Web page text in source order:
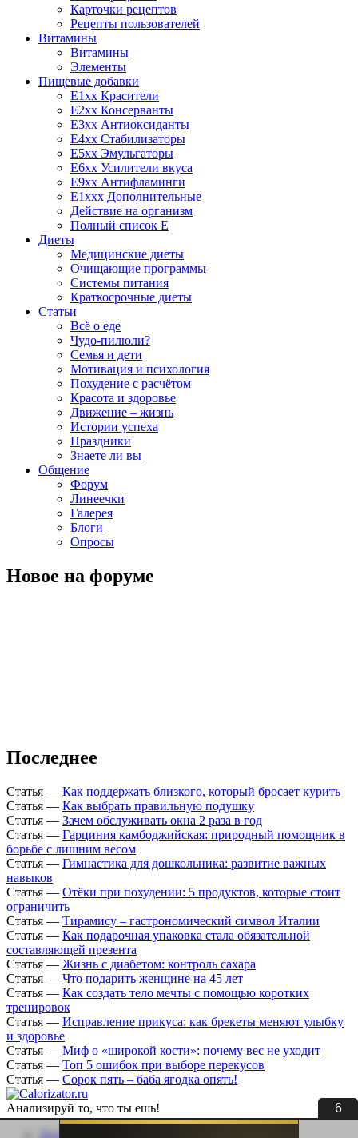
6
Карточки рецептов
Рецепты пользователей
Витамины
Витамины
Элементы
Пищевые добавки
E1xx Красители
E2xx Консерванты
E3xx Антиоксиданты
E4xx Стабилизаторы
E5xx Эмульгаторы
E6xx Усилители вкуса
E9xx Антифламинги
E1xxx Дополнительные
Действие на организм
Полный список E
Диеты
Медицинские диеты
Очищающие программы
Системы питания
Краткосрочные диеты
Статьи
Всё о еде
Чудо-пилюли?
Семья и дети
Мотивация и психология
Похудение с расчётом
Красота и здоровье
Движение – жизнь
Истории успеха
Праздники
Знаете ли вы
Общение
Форум
Линеечки
Галерея
Блоги
Опросы
Новое на форуме
Последнее
Статья — Как поддержать близкого, который бросает курить
Статья — Как выбрать правильную подушку
Статья — Зачем обслуживать окна 2 раза в год
Статья — Гарциния камбоджийская: природный помощник в
борьбе с лишним весом
Статья — Гимнастика для дошкольника: развитие важных
навыков
Статья — Отёки при похудении: 5 продуктов, которые стоит
ограничить
Статья — Тирамису – гастрономический символ Италии
Статья — Как подарочная упаковка стала обязательной
составляющей презента
Статья — Жизнь с диабетом: контроль сахара
Статья — Что подарить женщине на 45 лет
Статья — Как создать тело мечты с помощью коротких
тренировок
Статья — Исправление прикуса: как брекеты меняют улыбку
и здоровье
Статья — Миф о «широкой кости»: почему вес не уходит
Статья — Топ 5 ошибок при выборе перекусов
Статья — Сорок пять – баба ягодка опять!
Анализируй то, что ты ешь!
Личный кабинет